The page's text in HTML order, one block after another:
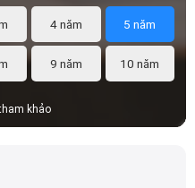
4 năm 5 năm
9 năm 10 năm
khảo